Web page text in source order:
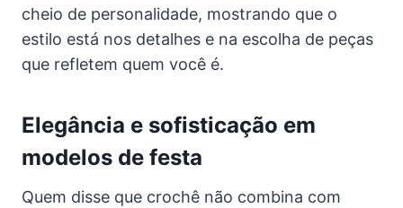
cheio de personalidade, mostrando que o
estilo está nos detalhes e na escolha de peças
que refletem quem você é.
Elegância e sofisticação em
modelos de festa
Quem disse que crochê não combina com